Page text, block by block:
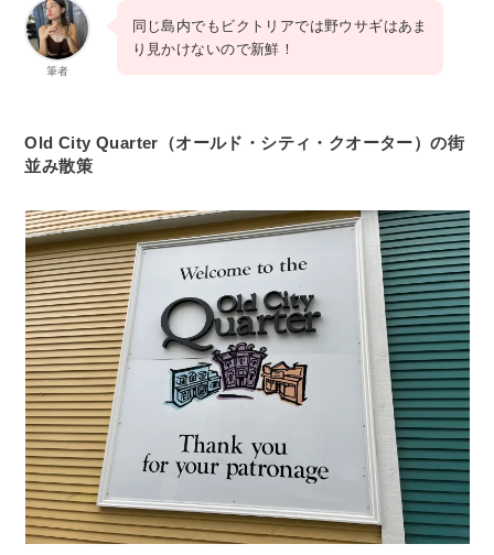
筆者
同じ島内でもビクトリアでは野ウサギはあま
り見かけないので新鮮！
Old City Quarter（オールド・シティ・クオーター）の街
並み散策